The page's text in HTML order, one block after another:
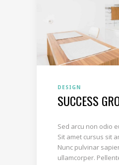
DESIGN
SUCCESS
Sed arcu non odio
Sit amet cursus sit
Nunc pulvinar
ullamcorper.